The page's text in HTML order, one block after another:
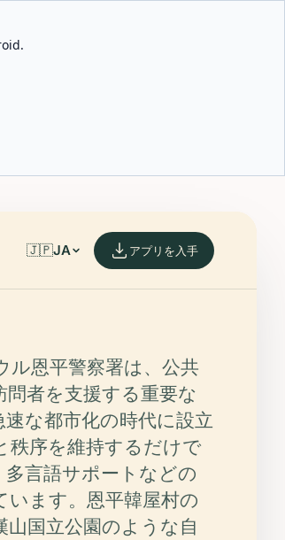
🇯🇵JA アプリを入手
ル恩平警察署は、公共
者を支援する重要な
な都市化の時代に設立
秩序を維持するだけで
言語サポートなどの
ます。恩平韓屋村の
国立公園のような自